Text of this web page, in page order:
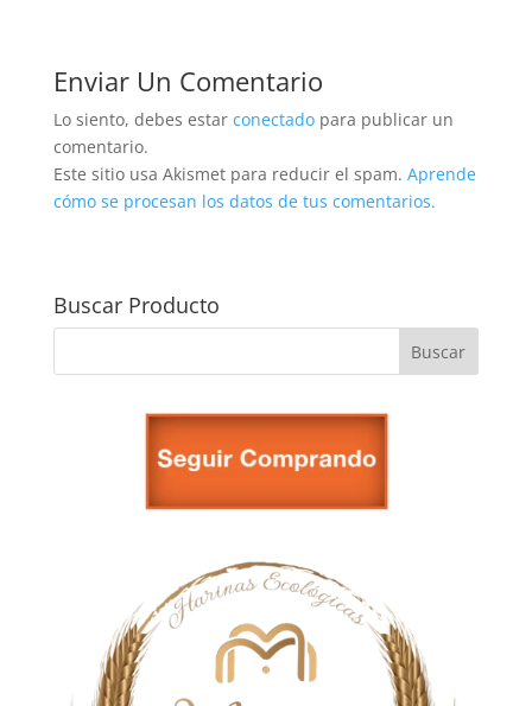
Enviar Un Comentario
Lo siento, debes estar conectadopara publicar un
comentario.
Este sitio usa Akismet para reducir el spam. Aprende
cómo se procesan los datos de tus comentarios.
Buscar Producto